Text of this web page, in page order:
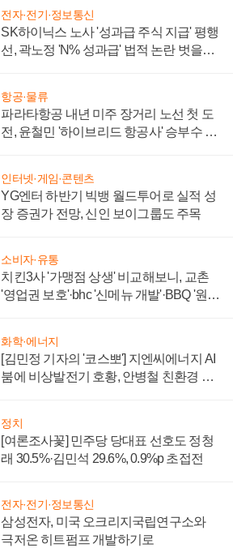
전자·전기·정보통신
SK하이닉스 노사 '성과급 주식 지급' 평행
선, 곽노정 'N% 성과급' 법적 논란 벗을지
항공·물류
파라타항공 내년 미주 장거리 노선 첫 도
전, 윤철민 '하이브리드 항공사' 승부수 통
인터넷·게임·콘텐츠
YG엔터 하반기 빅뱅 월드투어로 실적 성
장 증권가 전망, 신인 보이그룹도 주목
소비자·유통
치킨3사 '가맹점 상생' 비교해보니, 교촌
'영업권 보호'·bhc '신메뉴 개발'·BBQ '원가
화학·에너지
[김민정 기자의 '코스뽀'] 지엔씨에너지 AI
붐에 비상발전기 호황, 안병철 친환경 에
정치
[여론조사꽃] 민주당 당대표 선호도 정청
래 30.5%·김민석 29.6%, 0.9%p 초접전
전자·전기·정보통신
삼성전자, 미국 오크리지국립연구소와
극저온 히트펌프 개발하기로